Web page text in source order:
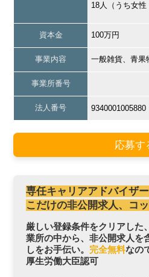
18人（うち女性
資本金 100万円
事業内容 一般雑貨、青果
事業所番号
法人番号 9340001005880
応募す
専任キャリアアドバイザ
こだけの非公開求人、コ
厳しい登録条件をクリアした
業所の中から、非公開求人を
しをお手伝い。 完全無料なの
厚生労働大臣認可